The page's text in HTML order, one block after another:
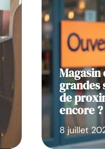
grandes
de
encore ?
8 juillet